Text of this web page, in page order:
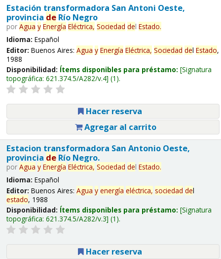
Estación transformadora San Antoni Oeste,
provincia deRío Negro
por Agua y Energía Eléctrica, Sociedad del Estado.
Idioma: Español
Editor: Buenos Aires: Agua y Energía Eléctrica, Sociedad del Estado,
1988
Disponibilidad: Ítems disponibles para préstamo: Signatura
topográfica: 621.374.5/A282/v.4 (1).
Hacer reserva
Agregar al carrito
Estacion transformadora San Antonio Oeste,
provincia deRío Negro.
por Agua y Energía Eléctrica, Sociedad del Estado.
Idioma: Español
Editor: Buenos Aires: Agua y energía eléctrica, sociedad del
estado, 1988
Disponibilidad: Ítems disponibles para préstamo: Signatura
topográfica: 621.374.5/A282/v.3 (1).
Hacer reserva